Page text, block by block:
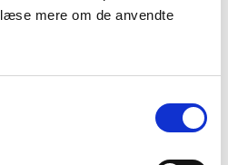
mere om de anvendte
samtykke